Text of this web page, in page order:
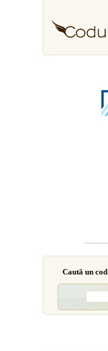
Caută un